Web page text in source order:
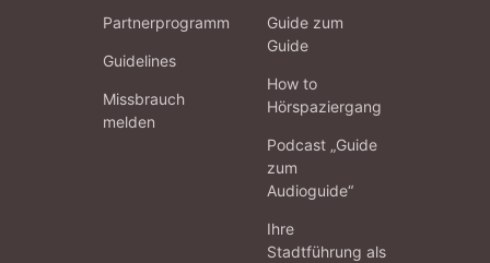
Partnerprogramm
Guidelines
Missbrauch
melden
Guide zum
Guide
How to
Hörspaziergang
Podcast „Guide
zum
Audioguide“
Ihre
Stadtführung als